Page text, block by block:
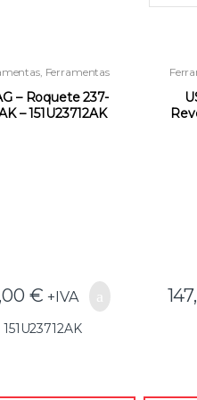
, Ferramentas
para Quadras
– Roquete 237-
– 151U23712AK
€ +IVA
151U23712AK